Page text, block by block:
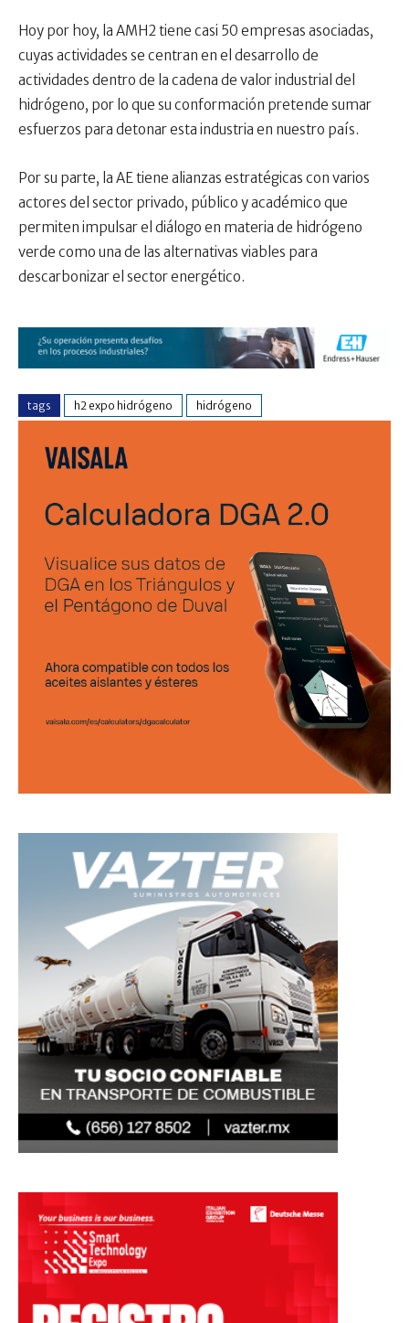
Hoy por hoy, la AMH2 tiene casi 50 empresas asociadas,
cuyas actividades se centran en el desarrollo de
actividades dentro de la cadena de valor industrial del
hidrógeno, por lo que su conformación pretende sumar
esfuerzos para detonar esta industria en nuestro país.
Por su parte, la AE tiene alianzas estratégicas con varios
actores del sector privado, público y académico que
permiten impulsar el diálogo en materia de hidrógeno
verde como una de las alternativas viables para
descarbonizar el sector energético.
tags h2 expo hidrógeno hidrógeno